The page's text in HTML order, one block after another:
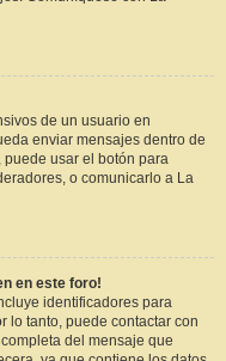
de un usuario en
enviar mensajes dentro de
puede usar el botón para
o comunicarlo a La
en este foro!
identificadores para
lo tanto, puede contactar con
del mensaje que